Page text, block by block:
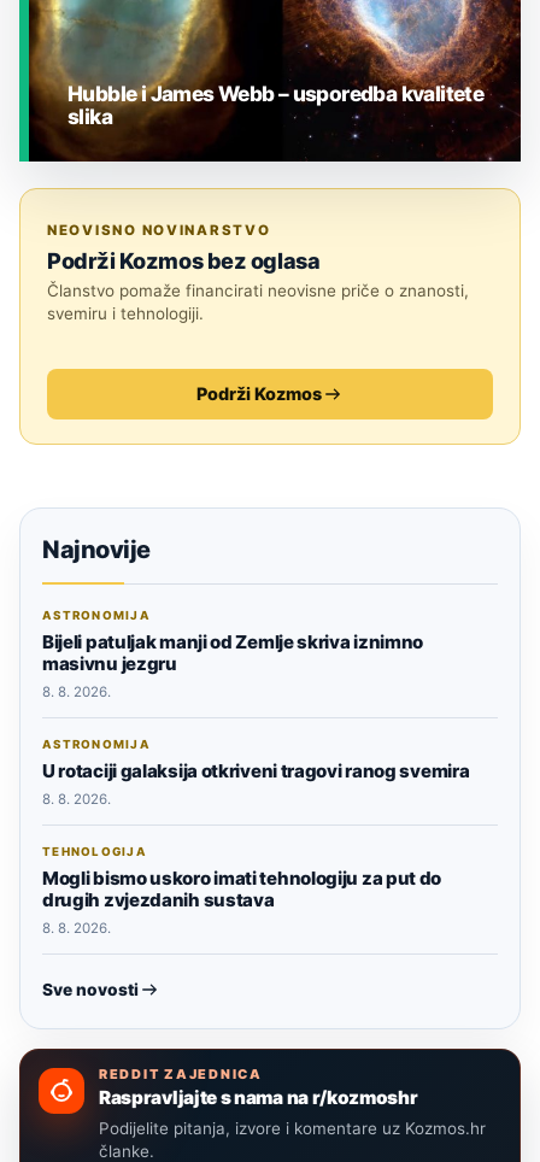
Hubble i James Webb – usporedba kvalitete
slika
NEOVISNO NOVINARSTVO
Podrži Kozmos bez oglasa
Članstvo pomaže financirati neovisne priče o znanosti,
svemiru i tehnologiji.
Podrži Kozmos
Najnovije
ASTRONOMIJA
Bijeli patuljak manji od Zemlje skriva iznimno
masivnu jezgru
8. 8. 2026.
ASTRONOMIJA
U rotaciji galaksija otkriveni tragovi ranog svemira
8. 8. 2026.
TEHNOLOGIJA
Mogli bismo uskoro imati tehnologiju za put do
drugih zvjezdanih sustava
8. 8. 2026.
Sve novosti
REDDIT ZAJEDNICA
Raspravljajte s nama na r/kozmoshr
Podijelite pitanja, izvore i komentare uz Kozmos.hr
članke.